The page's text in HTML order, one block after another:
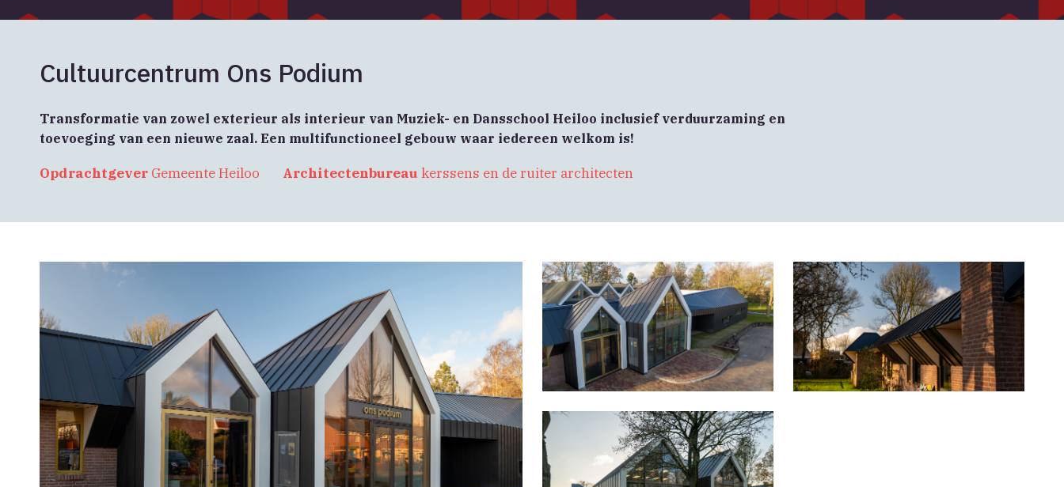
Cultuurcentrum Ons Podium
Transformatie van zowel exterieur als interieur van Muziek- en Dansschool Heiloo inclusief verduurzaming en
toevoeging van een nieuwe zaal. Een multifunctioneel gebouw waar iedereen welkom is!
Opdrachtgever Gemeente Heiloo Architectenbureau kerssens en de ruiter architecten